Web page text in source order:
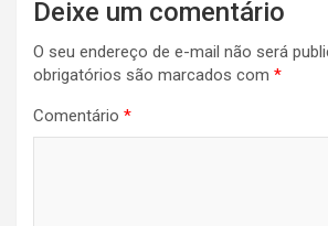
Deixe um comentário
O seu endereço de e-mail não será
obrigatórios são marcados com *
Comentário *